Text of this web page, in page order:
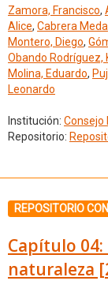
Zamora, Francisco,
Alice, Cabrera
Montero, Diego,
Obando Rodríguez,
Molina, Eduardo,
Leonardo
Institución: Consejo
Repositorio:
REPOSITORIO
Capítulo
naturaleza